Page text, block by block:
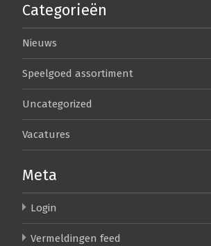
Categorieën
Nieuws
Speelgoed assortiment
Uncategorized
Vacatures
Meta
Login
Vermeldingen feed